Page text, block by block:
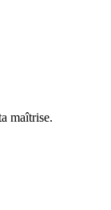
maîtrise.